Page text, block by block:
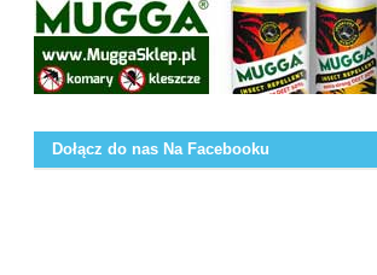
Dołącz do nas Na Facebooku